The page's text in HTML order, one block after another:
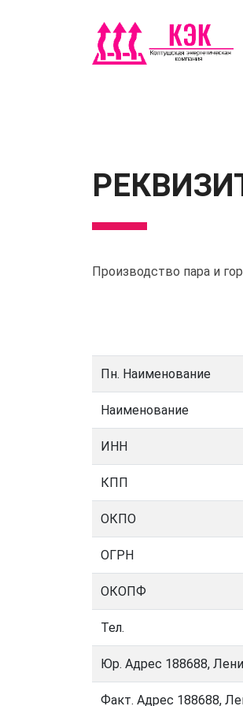
Производство пара и
Пн. Наименование
Наименование
ИНН
КПП
ОКПО
ОГРН
ОКОПФ
Тел.
Юр. Адрес 188688,
Факт. Адрес 188688,